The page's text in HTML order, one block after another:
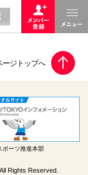
ポーツ推進本部
Rights Reserved.